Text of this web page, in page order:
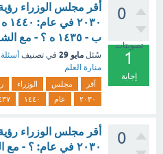
0
تصويتات
1
إجابة
أقر مجلس الوزراء
ب - ١٤٣٥ ه ؟ - مع الشرح
سُئل مايو 29 في تصنيف
منارة العلم
أقر مجلس الوزراء
٢٠٣٠
عام ١٤٤٠
0
أقر مجلس الوزراء
٢٠٣٠ في عام: ؟ - مع الشرح